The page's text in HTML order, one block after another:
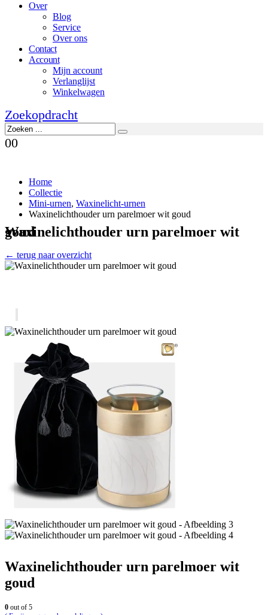
Over
Blog
Service
Over ons
Contact
Account
Mijn account
Verlanglijst
Winkelwagen
Zoekopdracht
00
Home
Collectie
Mini-urnen, Waxinelicht-urnen
Waxinelichthouder urn parelmoer wit goud
Waxinelichthouder urn parelmoer wit goud
← terug naar overzicht
Waxinelichthouder urn parelmoer wit
goud
0 out of 5